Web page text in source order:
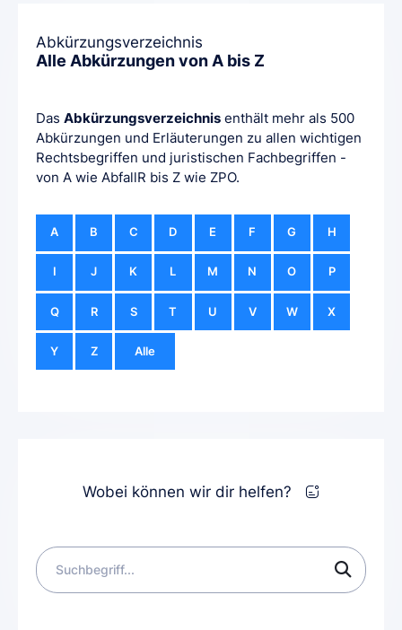
Abkürzungsverzeichnis
Alle Abkürzungen von A bis Z
Das Abkürzungsverzeichnis enthält mehr als 500
Abkürzungen und Erläuterungen zu allen wichtigen
Rechtsbegriffen und juristischen Fachbegriffen -
von A wie AbfallR bis Z wie ZPO.
A B C D E F G H
I J K L M N O P
Q R S T U V W X
Y Z Alle
Wobei können wir dir helfen?